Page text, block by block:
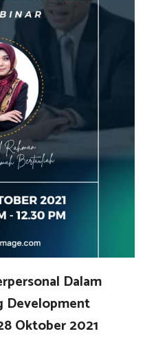
Dalam
Development
Oktober 2021